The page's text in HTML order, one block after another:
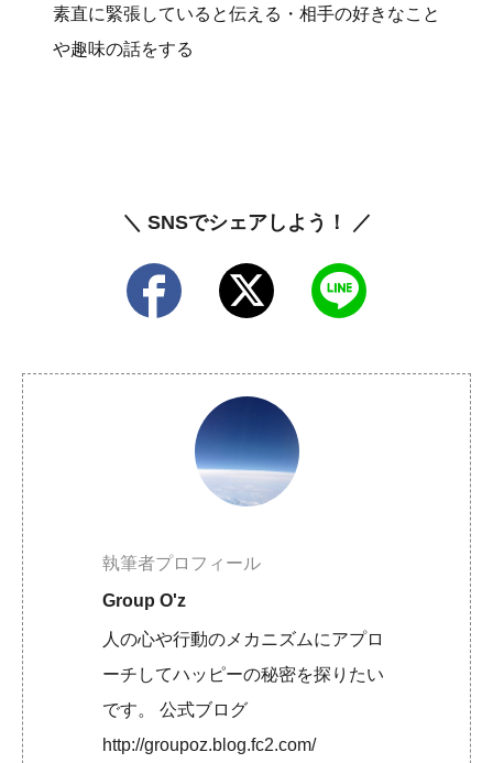
素直に緊張していると伝える・相手の好きなこと
や趣味の話をする
＼ SNSでシェアしよう！ ／
執筆者プロフィール
Group O'z
人の心や行動のメカニズムにアプロ
ーチしてハッピーの秘密を探りたい
です。 公式ブログ
http://groupoz.blog.fc2.com/